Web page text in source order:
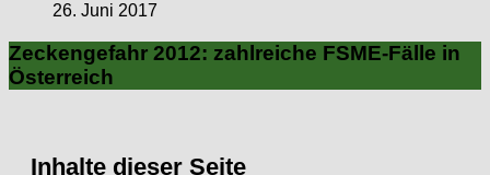
26. Juni 2017
Zeckengefahr 2012: zahlreiche FSME-Fälle in
Österreich
Inhalte dieser Seite